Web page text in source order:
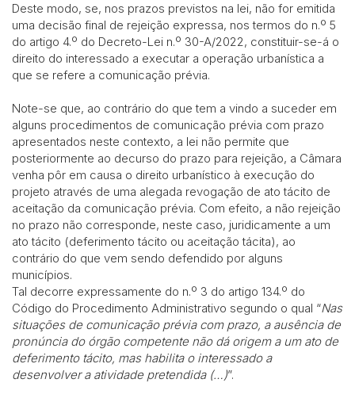
Deste modo, se, nos prazos previstos na lei, não for emitida
uma decisão final de rejeição expressa, nos termos do n.º 5
do artigo 4.º do Decreto-Lei n.º 30-A/2022, constituir-se-á o
direito do interessado a executar a operação urbanística a
que se refere a comunicação prévia.
Note-se que, ao contrário do que tem a vindo a suceder em
alguns procedimentos de comunicação prévia com prazo
apresentados neste contexto, a lei não permite que
posteriormente ao decurso do prazo para rejeição, a Câmara
venha pôr em causa o direito urbanístico à execução do
projeto através de uma alegada revogação de ato tácito de
aceitação da comunicação prévia. Com efeito, a não rejeição
no prazo não corresponde, neste caso, juridicamente a um
ato tácito (deferimento tácito ou aceitação tácita), ao
contrário do que vem sendo defendido por alguns
municípios.
Tal decorre expressamente do n.º 3 do artigo 134.º do
Código do Procedimento Administrativo segundo o qual “Nas
situações de comunicação prévia com prazo, a ausência de
pronúncia do órgão competente não dá origem a um ato de
deferimento tácito, mas habilita o interessado a
desenvolver a atividade pretendida (…)”.